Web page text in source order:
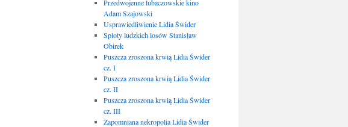
Przedwojenne lubaczowskie kino
Adam Szajowski
Usprawiedliwienie Lidia Świder
Sploty ludzkich losów Stanisław
Obirek
Puszcza zroszona krwią Lidia Świder
cz. I
Puszcza zroszona krwią Lidia Świder
cz. II
Puszcza zroszona krwią Lidia Świder
cz. III
Zapomniana nekropolia Lidia Świder